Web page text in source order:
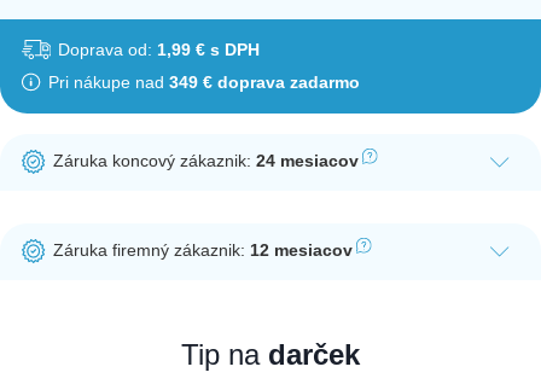
Doprava od: 1,99 € s DPH
Pri nákupe nad 349 € doprava zadarmo
Záruka koncový zákaznik:24 mesiacov
potrebná registrácia zákazníckeho účtu.
Záruka firemný zákaznik:12 mesiacov
nakupovať ako firemný zákazník, musíte sa pred nákupom
registrovať. Registrácia podlieha overeniu.
Tip nadarček